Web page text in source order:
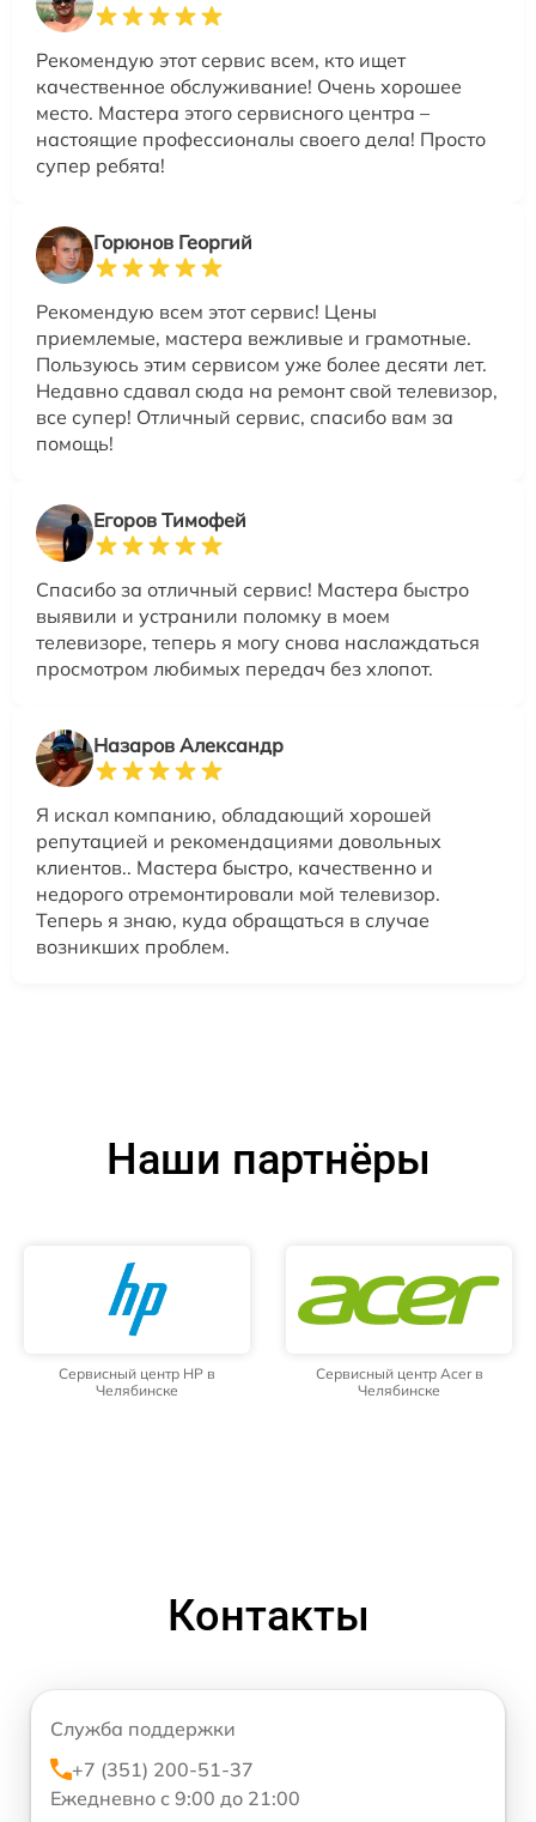
Рекомендую этот сервис всем, кто ищет
качественное обслуживание! Очень хорошее
место. Мастера этого сервисного центра –
настоящие профессионалы своего дела! Просто
супер ребята!
Горюнов Георгий
Рекомендую всем этот сервис! Цены
приемлемые, мастера вежливые и грамотные.
Пользуюсь этим сервисом уже более десяти лет.
Недавно сдавал сюда на ремонт свой телевизор,
все супер! Отличный сервис, спасибо вам за
помощь!
Егоров Тимофей
Спасибо за отличный сервис! Мастера быстро
выявили и устранили поломку в моем
телевизоре, теперь я могу снова наслаждаться
просмотром любимых передач без хлопот.
Назаров Александр
Я искал компанию, обладающий хорошей
репутацией и рекомендациями довольных
клиентов.. Мастера быстро, качественно и
недорого отремонтировали мой телевизор.
Теперь я знаю, куда обращаться в случае
возникших проблем.
Наши партнёры
Сервисный центр HP в
Челябинске
Сервисный центр Acer в
Челябинске
Контакты
Служба поддержки
+7 (351) 200-51-37
Ежедневно с 9:00 до 21:00